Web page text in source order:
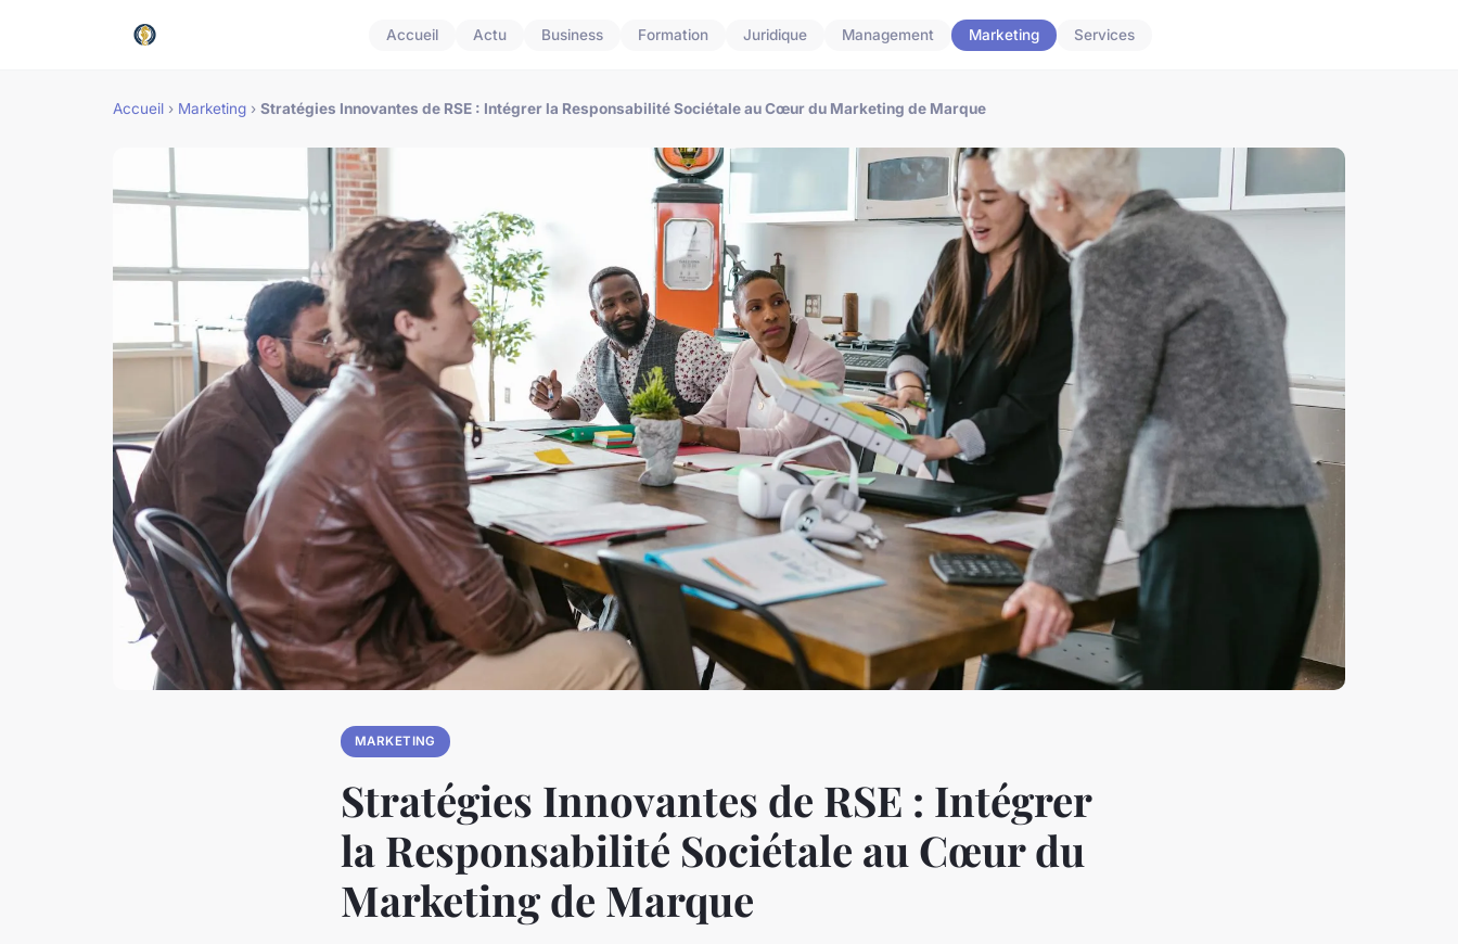
Accueil Actu Business Formation Juridique Management Marketing Services
Accueil › Marketing › Stratégies Innovantes de RSE : Intégrer la Responsabilité Sociétale au Cœur du Marketing de Marque
MARKETING
Stratégies Innovantes de RSE : Intégrer
la Responsabilité Sociétale au Cœur du
Marketing de Marque